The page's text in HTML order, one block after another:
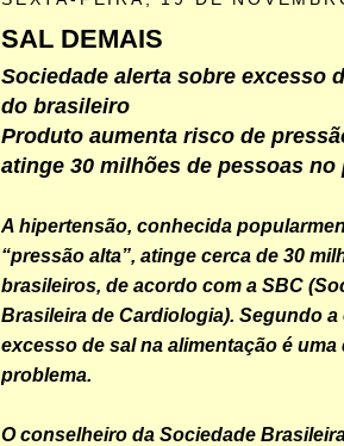
SAL DEMAIS
Sociedade alerta sobre excesso
do brasileiro
Produto aumenta risco de
atinge 30 milhões de pessoas no
A hipertensão, conhecida
“pressão alta”, atinge cerca de 30
brasileiros, de acordo com a SBC
Brasileira de Cardiologia). Segundo a
excesso de sal na alimentação é
problema.
O conselheiro da Sociedade